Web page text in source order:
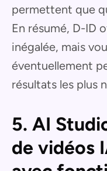
permettent que
En résumé, D-ID
inégalée, mais
éventuellement
résultats les plus
5. AI
de vidéos